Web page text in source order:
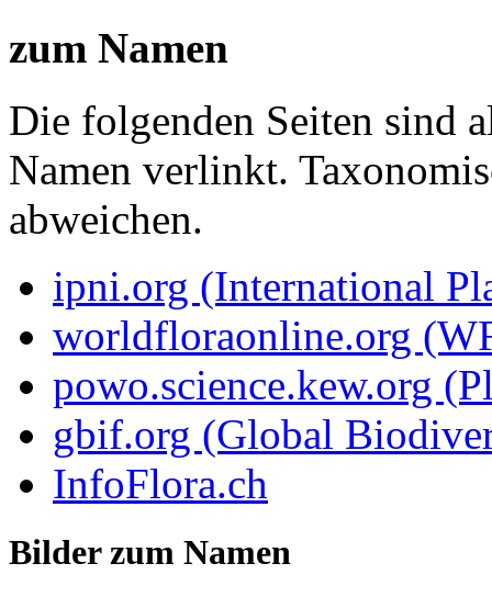
zum Namen
Die folgenden Seiten sind
Namen verlinkt.
abweichen.
ipni.org (International
worldfloraonline.org
powo.science.kew.org
gbif.org (Global
InfoFlora.ch
Bilder zum Namen